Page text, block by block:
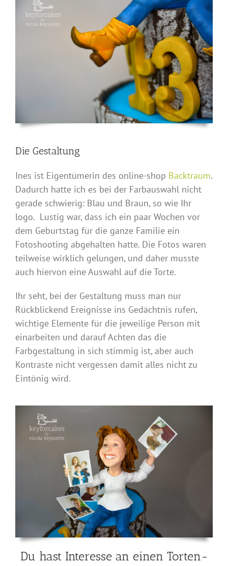
Die Gestaltung
Ines ist Eigentümerin des online-shop Backtraum.
Dadurch hatte ich es bei der Farbauswahl nicht
gerade schwierig: Blau und Braun, so wie Ihr
logo. Lustig war, dass ich ein paar Wochen vor
dem Geburtstag für die ganze Familie ein
Fotoshooting abgehalten hatte. Die Fotos waren
teilweise wirklich gelungen, und daher musste
auch hiervon eine Auswahl auf die Torte.
Ihr seht, bei der Gestaltung muss man nur
Rückblickend Ereignisse ins Gedächtnis rufen,
wichtige Elemente für die jeweilige Person mit
einarbeiten und darauf Achten das die
Farbgestaltung in sich stimmig ist, aber auch
Kontraste nicht vergessen damit alles nicht zu
Eintönig wird.
Du hast Interesse an einen Torten-